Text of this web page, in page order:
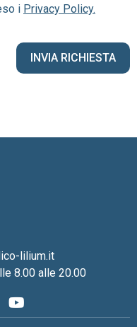
i Privacy Policy.
lilium.it
8.00 alle 20.00